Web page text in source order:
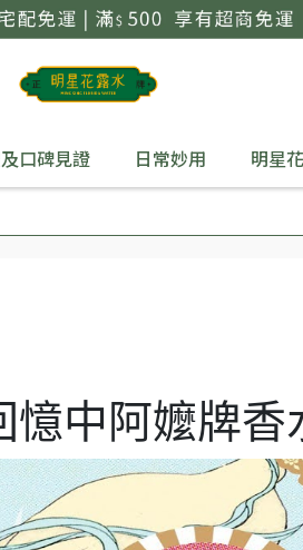
口碑見證 日常妙用 明星
憶中阿嬤牌香